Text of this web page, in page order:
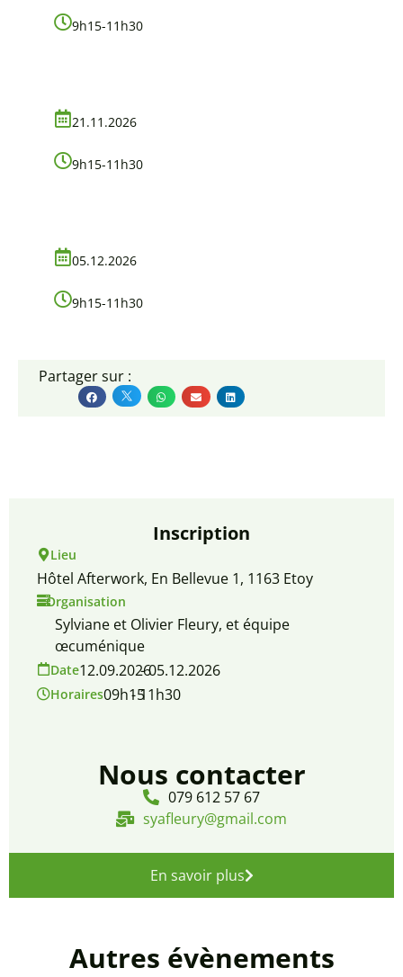
9h15-11h30
21.11.2026
9h15-11h30
05.12.2026
9h15-11h30
Partager sur :
Inscription
Lieu
Hôtel Afterwork, En Bellevue 1, 1163 Etoy
Organisation
Sylviane et Olivier Fleury, et équipe
œcuménique
Date12.09.2026- 05.12.2026
Horaires09h15- 11h30
Nous contacter
079 612 57 67
syafleury@gmail.com
En savoir plus
Autres évènements